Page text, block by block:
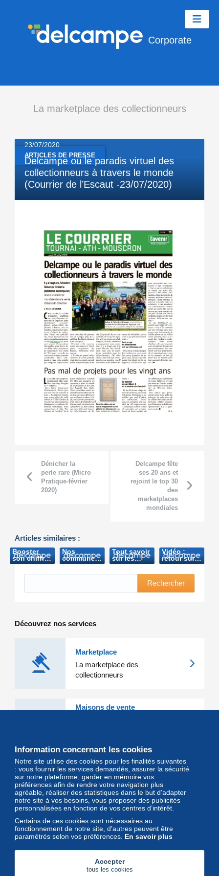
Corporate
La marketplace des collectionneurs
ARTICLES DE PRESSE
23/07/2020
Delcampe ou le paradis virtuel des
collectionneurs à travers le monde
(Courrier de l’Escaut -23/07/2020)
Dénicher la
perle rare (Micro
Pratique-février
2020)
Delcampe fête
ses 20 ans et
rejoint le top 30
des
marketplaces
mondiales
Articles similaires :
Booster
son chiffre
d’affaires
grâce au
ligne (PME-
Nos
communes
à travers le
temps (DH-
Tout savoir
sur les
timbres
réparés
experts.com-
2016
Vidéo :
retour sur
la success
story
Delcampe
(Antenne
Centre-
Rechercher
Découvrez nos services
Marketplace
La marketplace des
collectionneurs
Maisons de vente
Magazine
Un regard unique et décalé sur
l'univers des timbres et leurs
collectionneurs
Information concernant les cookies
Notre site utilise des cookies pour les finalités suivantes
: vous fournir les services demandés, assurer la sécurité
sur notre plateforme, garder en mémoire vos
préférences afin de rendre votre navigation plus
agréable, réaliser des statistiques dans le but d’adapter
notre site à vos besoins, vous proposer des publicités
personnalisées en fonction de vos centres d’intérêt.
Certains de ces cookies sont nécessaires au
fonctionnement de notre site, d’autres peuvent être
paramétrés selon vos préférences. En savoir plus
Accepter
tous les cookies